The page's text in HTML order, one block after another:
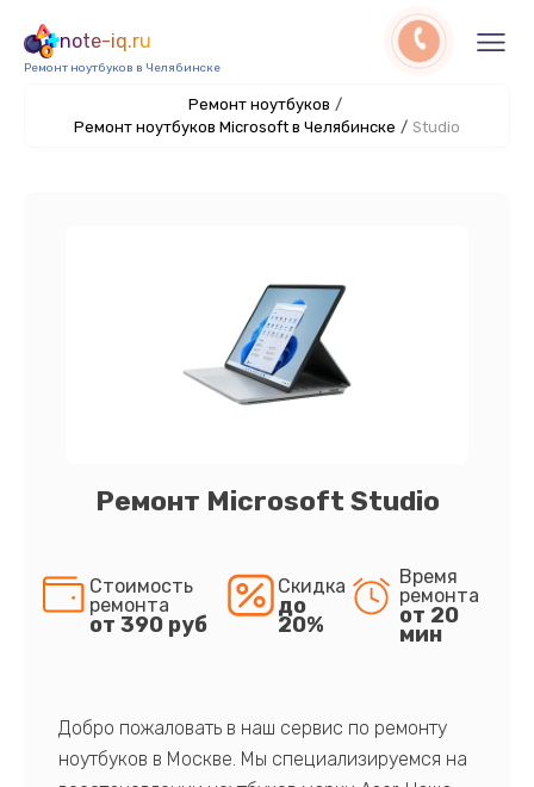
note-iq.ru
Ремонт ноутбуков в Челябинске
Ремонт ноутбуков /
Ремонт ноутбуков Microsoft в Челябинске / Studio
Ремонт Microsoft Studio
Стоимость
ремонта
от 390 руб
Скидка
до
20%
Время
ремонта
от 20
мин
Добро пожаловать в наш сервис по ремонту
ноутбуков в Москве. Мы специализируемся на